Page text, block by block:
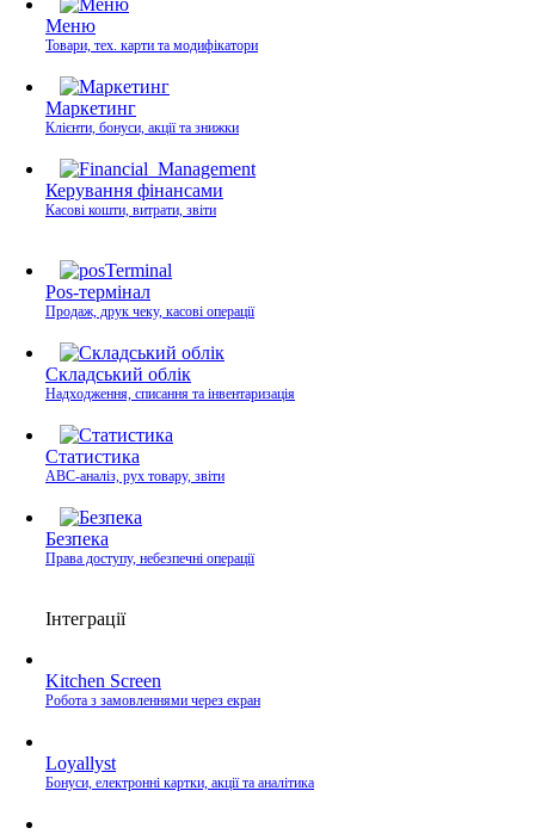
Меню
Товари, тех. карти та модифікатори
Маркетинг
Клієнти, бонуси, акції та знижки
Керування фінансами
Касові кошти, витрати, звіти
Pos-термінал
Продаж, друк чеку, касові операції
Складський облік
Надходження, списання та інвентаризація
Статистика
ABC-аналіз, рух товару, звіти
Безпека
Права доступу, небезпечні операції
Інтеграції
Kitchen Screen
Робота з замовленнями через екран
Loyallyst
Бонуси, електронні картки, акції та аналітика